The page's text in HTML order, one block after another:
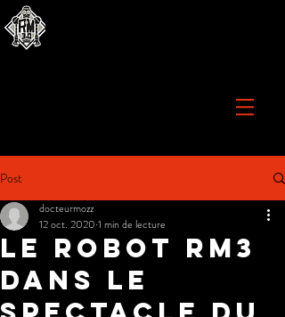
Post
Le robot rm3
dans le
docteurmozz
12 oct. 2020 1 min de lecture